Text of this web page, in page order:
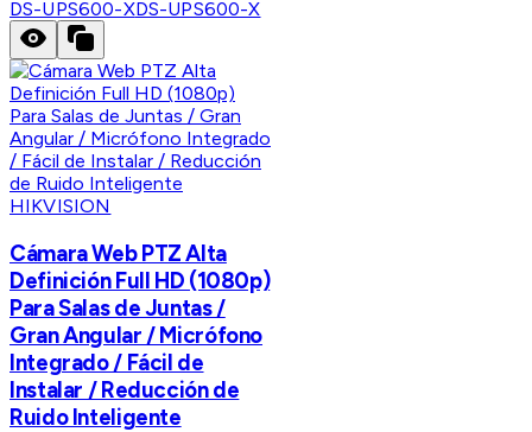
DS-UPS600-XDS-UPS600-X
HIKVISION
Cámara Web PTZ Alta
Definición Full HD (1080p)
Para Salas de Juntas /
Gran Angular / Micrófono
Integrado / Fácil de
Instalar / Reducción de
Ruido Inteligente